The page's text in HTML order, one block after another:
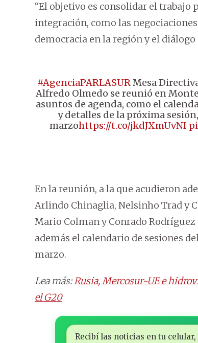
“El objetivo es consolidar el trabajo
integración, como las
democracia en la región y el
#AgenciaPARLASURMesa
Alfredo Olmedo se reunió en
asuntos de agenda, como el
y detalles de la próxima
marzohttps://t.co/jkdJXmUvNI
En la reunión, a la que acudieron
Arlindo Chinaglia, Nelsinho Trad y
Mario Colman y Conrado
además el calendario de sesiones
marzo.
Lea más:Rusia, Mercosur-UE e
el G20
Recibí las noticias en tu